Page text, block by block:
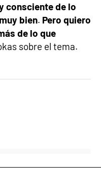
consciente de lo
bien. Pero quiero
de lo que
sobre el tema.